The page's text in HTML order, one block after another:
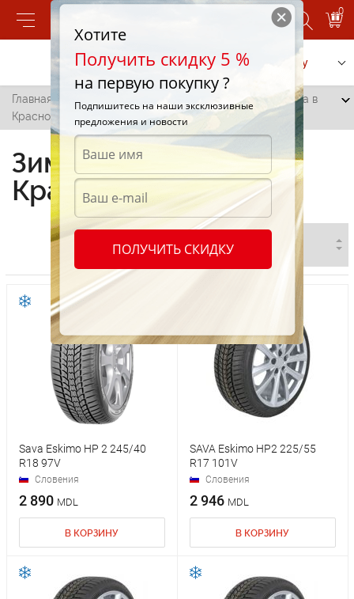
0
Позвонить Заказать услугу
Главная /
Зимние шины Sava в
Красном
Зимние шины Sava в
Красном
Sava Eskimo HP 2 245/40
R18 97V
Словения
2 890 MDL
В КОРЗИНУ
SAVA Eskimo HP2 225/55
R17 101V
Словения
2 946 MDL
В КОРЗИНУ
Хотите
Получить скидку 5 %
на первую покупку ?
Подпишитесь на наши эксклюзивные
предложения и новости
ПОЛУЧИТЬ СКИДКУ